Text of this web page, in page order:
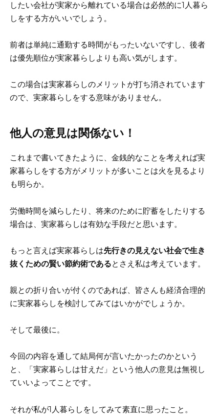
したい会社が実家から離れている場合は必然的に1人暮ら
しをする方がいいでしょう。
前者は単純に通勤する時間がもったいないですし、後者
は優先順位が実家暮らしよりも高い気がします。
この場合は実家暮らしのメリットが打ち消されています
ので、実家暮らしをする意味がありません。
他人の意見は関係ない！
これまで書いてきたように、金銭的なことを考えれば実
家暮らしをする方がメリットが多いことは火を見るより
も明らか。
労働時間を減らしたり、将来のために貯蓄をしたりする
場合は、実家暮らしは有効な手段だと思います。
もっと言えば実家暮らしは先行きの見えない社会で生き
抜くための賢い節約術であるとさえ私は考えています。
親との折り合いが付くのであれば、皆さんも経済合理的
に実家暮らしを検討してみてはいかがでしょうか。
そして最後に。
今回の内容を通して結局何が言いたかったのかという
と、「実家暮らしは甘えだ」という他人の意見は無視し
ていいよってことです。
それが私が1人暮らしをしてみて素直に思ったこと。